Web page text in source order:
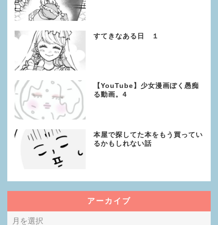
すてきなある日 １
【YouTube】少女漫画ぽく愚痴
る動画。4
本屋で探してた本をもう買ってい
るかもしれない話
アーカイブ